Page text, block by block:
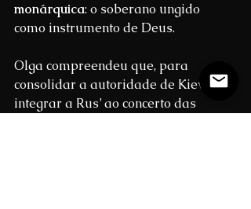
monárquica: o soberano ungido
como instrumento de Deus.
Olga compreendeu que, para
consolidar a autoridade de Kiev e
integrar a Rus’ ao concerto das